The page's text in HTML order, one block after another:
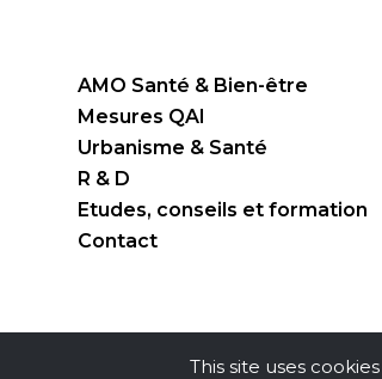
AMO Santé & Bien-être
Mesures QAI
Urbanisme & Santé
R & D
Etudes, conseils et formation
Contact
mentions légales|e -partenaire
This site uses